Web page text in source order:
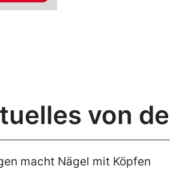
von
macht Nägel mit Köpfen